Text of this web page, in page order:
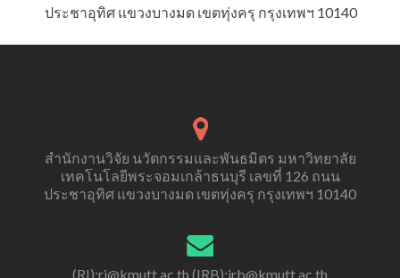
ประชาอุทิศ แขวงบางมด เขตทุ่งครุ กรุงเทพฯ 10140
สำนักงานวิจัย นวัตกรรมและพันธมิตร มหาวิทยาลัย
เทคโนโลยีพระจอมเกล้าธนบุรี เลขที่ 126 ถนน
ประชาอุทิศ แขวงบางมด เขตทุ่งครุ กรุงเทพฯ 10140
(RI):ri@kmutt.ac.th (IRB):irb@kmutt.ac.th